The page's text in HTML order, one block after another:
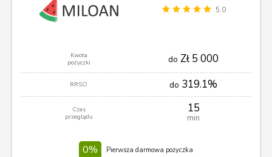
5.0
Kwota
pożyczki
do Zł 5 000
RRSO do 319.1%
Czas
przeglądu
15
min
0% Pierwsza darmowa pożyczka